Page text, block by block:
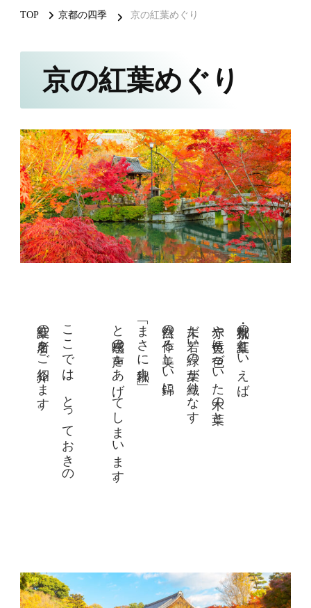
TOP 京都の四季 京の紅葉めぐり
京の紅葉めぐり
京都・秋の紅葉といえば、
赤や黄色に色づいた木の葉と
未だ若い緑の葉が織りなす
自然の作る美しい錦に
「まさに錦秋！」
と感嘆の声をあげてしまいます。
ここでは、とっておきの
紅葉の名所をご紹介します。